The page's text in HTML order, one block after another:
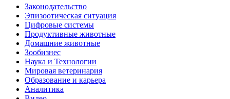
Законодательство
Эпизоотическая ситуация
Цифровые системы
Продуктивные животные
Домашние животные
Зообизнес
Наука и Технологии
Мировая ветеринария
Образование и карьера
Аналитика